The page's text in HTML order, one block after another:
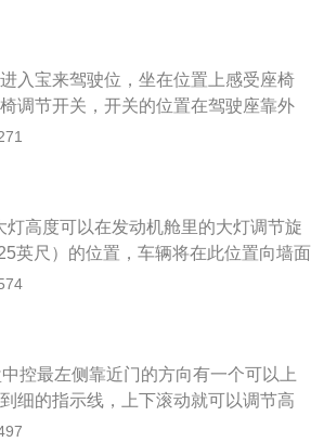
入宝来驾驶位，坐在位置上感受座椅
调节开关，开关的位置在驾驶座靠外
手是用于调节座椅的高低位置，根据
度，也可以相对应地调整座椅高度，
高度可以在发动机舱里的大灯调节旋
英尺）的位置，车辆将在此位置向墙面
光的照射位置即可。扩展：亚洲龙的
转每分钟。这款发动机搭载了vvt-ie
盖缸体，与这款发动机匹配的是cvt变
控最左侧靠近门的方向有一个可以上
细的指示线，上下滚动就可以调节高
对方驾驶员眩目。大灯高度的调节方